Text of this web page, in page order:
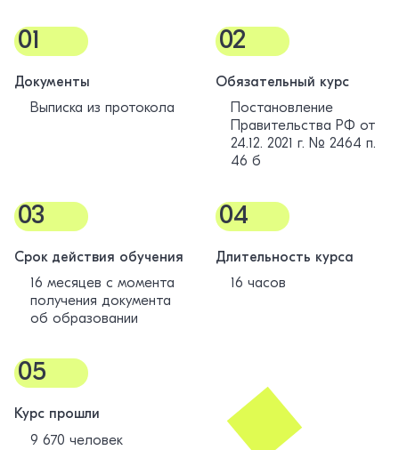
01
Документы
Выписка из протокола
02
Обязательный курс
Постановление
Правительства РФ от
24.12. 2021 г. № 2464 п.
46 б
03
Срок действия обучения
16 месяцев с момента
получения документа
об образовании
04
Длительность курса
16 часов
05
Курс прошли
9 670 человек